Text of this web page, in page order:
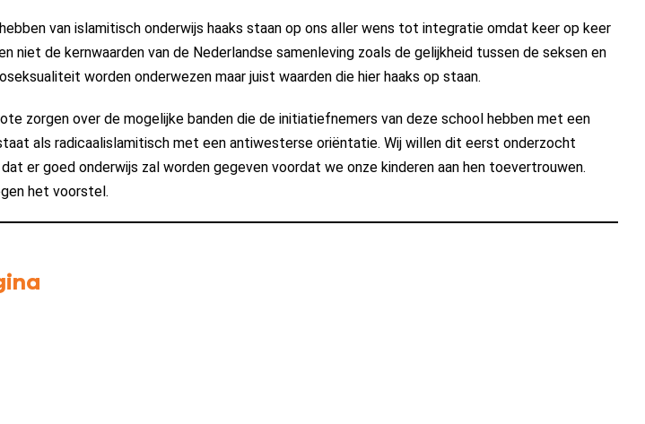
van islamitisch onderwijs haaks staan op ons aller wens tot integratie omdat keer op keer
niet de kernwaarden van de Nederlandse samenleving zoals de gelijkheid tussen de seksen en
worden onderwezen maar juist waarden die hier haaks op staan.
zorgen over de mogelijke banden die de initiatiefnemers van deze school hebben met een
als radicaalislamitisch met een antiwesterse oriëntatie. Wij willen dit eerst onderzocht
er goed onderwijs zal worden gegeven voordat we onze kinderen aan hen toevertrouwen.
het voorstel.